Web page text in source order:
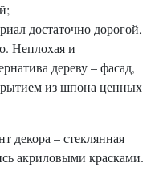
достаточно дорогой,
Неплохая и
дереву – фасад,
из шпона ценных
декора – стеклянная
акриловыми красками.